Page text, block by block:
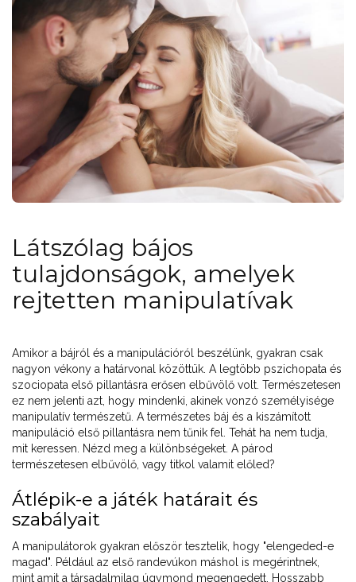
Látszólag bájos
tulajdonságok, amelyek
rejtetten manipulatívak
Amikor a bájról és a manipulációról beszélünk, gyakran csak
nagyon vékony a határvonal közöttük. A legtöbb pszichopata és
szociopata első pillantásra erősen elbűvölő volt. Természetesen
ez nem jelenti azt, hogy mindenki, akinek vonzó személyisége
manipulatív természetű. A természetes báj és a kiszámított
manipuláció első pillantásra nem tűnik fel. Tehát ha nem tudja,
mit keressen. Nézd meg a különbségeket. A párod
természetesen elbűvölő, vagy titkol valamit előled?
Átlépik-e a játék határait és
szabályait
A manipulátorok gyakran először tesztelik, hogy "elengeded-e
magad". Például az első randevúkon máshol is megérintnek,
mint amit a társadalmilag úgymond megengedett. Hosszabb